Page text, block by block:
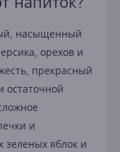
насыщенный
орехов и
прекрасный
остаточной
и
зеленых яблок и